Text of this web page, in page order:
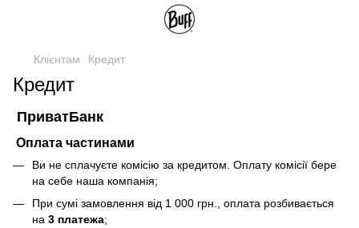
Клієнтам Кредит
Кредит
ПриватБанк
Оплата частинами
Ви не сплачуєте комісію за кредитом. Оплату комісії бере
на себе наша компанія;
При сумі замовлення від 1 000 грн., оплата розбивається
на 3 платежа;